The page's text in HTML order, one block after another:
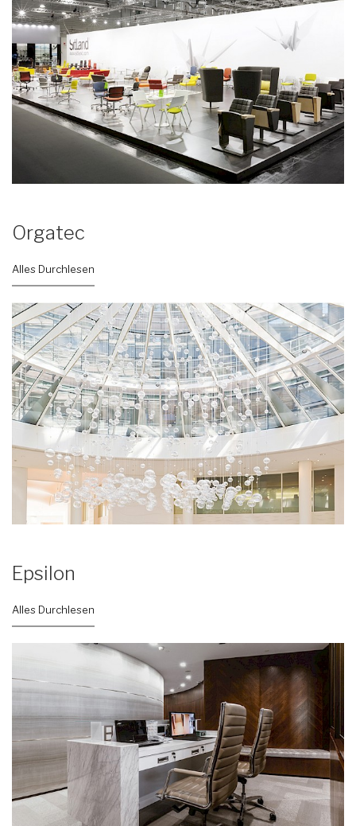
Orgatec
Alles Durchlesen
Epsilon
Alles Durchlesen